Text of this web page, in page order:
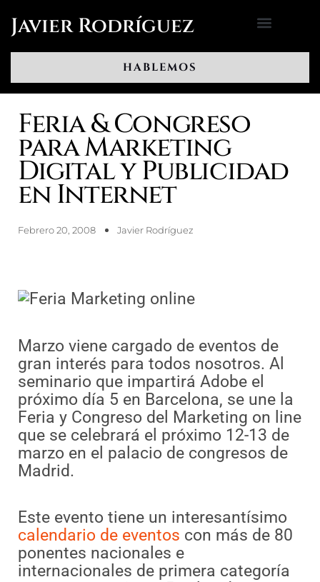
Javier Rodríguez
HABLEMOS
Feria & Congreso
para Marketing
Digital y Publicidad
en Internet
Febrero 20, 2008 Javier Rodríguez
Marzo viene cargado de eventos de
gran interés para todos nosotros. Al
seminario que impartirá Adobe el
próximo día 5 en Barcelona, se une la
Feria y Congreso del Marketing on line
que se celebrará el próximo 12-13 de
marzo en el palacio de congresos de
Madrid.
Este evento tiene un interesantísimo
calendario de eventos con más de 80
ponentes nacionales e
internacionales de primera categoría